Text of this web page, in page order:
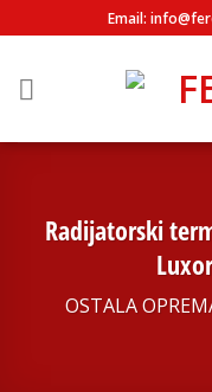
to
Email:
Radijatorski
OSTALA